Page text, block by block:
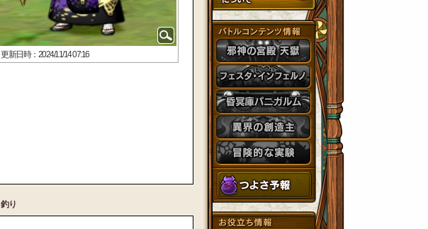
更新日時：2024/11/14 07:16
釣り